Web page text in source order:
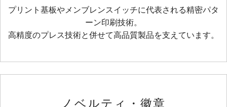
プリント基板やメンブレンスイッチに代表される精密パタ
ーン印刷技術。
高精度のプレス技術と併せて高品質製品を支えています。
ノベルティ・徽章